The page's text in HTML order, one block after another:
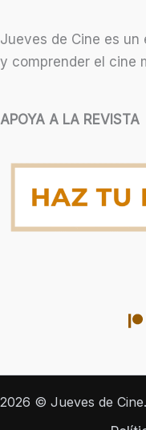
Jueves de Cine es un
y comprender el cine
APOYA A LA REVISTA
2026 © Jueves de